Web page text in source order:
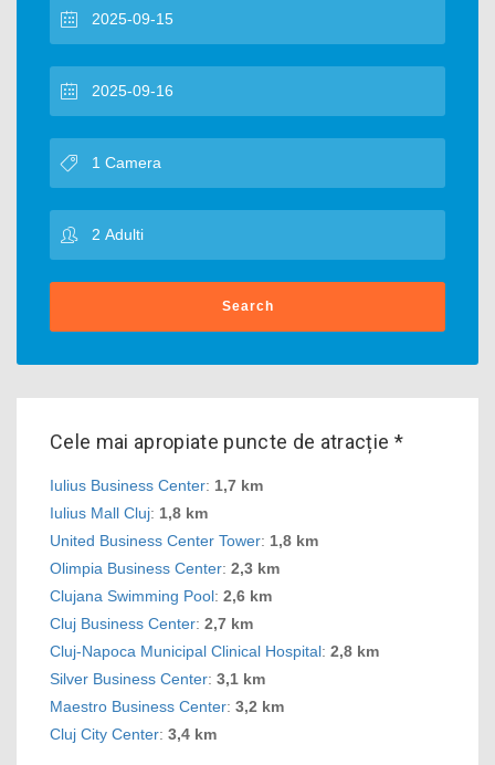
Search
Cele mai apropiate puncte de atracție *
Iulius Business Center: 1,7 km
Iulius Mall Cluj: 1,8 km
United Business Center Tower: 1,8 km
Olimpia Business Center: 2,3 km
Clujana Swimming Pool: 2,6 km
Cluj Business Center: 2,7 km
Cluj-Napoca Municipal Clinical Hospital: 2,8 km
Silver Business Center: 3,1 km
Maestro Business Center: 3,2 km
Cluj City Center: 3,4 km